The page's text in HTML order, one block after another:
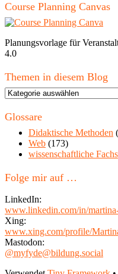
Course Planning Canvas
Planungsvorlage für
4.0
Themen in diesem Blog
Themen
diesem
Glossare
Didaktische Methoden
Web (173)
wissenschaftliche
Folge mir auf …
LinkedIn:
www.linkedin.com/in/
Xing:
www.xing.com/profile/
Mastodon:
@myfyde@bildung.social